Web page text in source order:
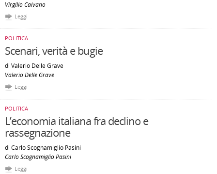
Virgilio Caivano
Leggi
POLITICA
Scenari, verità e bugie
di Valerio Delle Grave
Valerio Delle Grave
Leggi
POLITICA
L’economia italiana fra declino e
rassegnazione
di Carlo Scognamiglio Pasini
Carlo Scognamiglio Pasini
Leggi